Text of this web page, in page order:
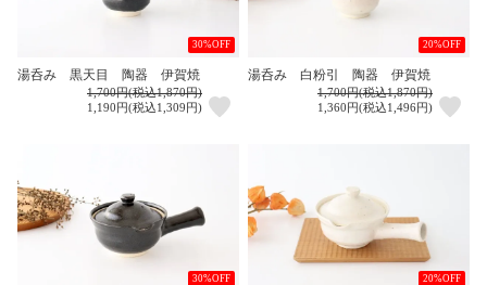
30%OFF
湯呑み 黒天目 陶器 伊賀焼
1,700円(税込1,870円)
1,190円(税込1,309円)
20%OFF
湯呑み 白粉引 陶器 伊賀焼
1,700円(税込1,870円)
1,360円(税込1,496円)
30%OFF 20%OFF